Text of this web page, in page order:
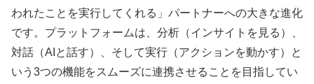
われたことを実行してくれる」パートナーへの大きな進化
です。プラットフォームは、分析（インサイトを見る）、
対話（AIと話す）、そして実行（アクションを動かす）と
いう3つの機能をスムーズに連携させることを目指してい